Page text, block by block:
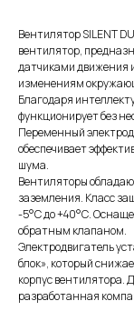
Вентилятор SILENT
вентилятор,
датчиками движения
изменениям
Благодаря
функционирует без
Переменный
обеспечивает
шума.
Вентиляторы
заземления. Класс
-5°С до +40°С.
обратным клапаном.
Электродвигатель
блок», который
корпус вентилятора.
разработанная
цикл